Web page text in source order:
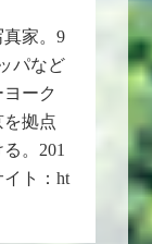
家。9
パなど
ーク
を拠点
。201
ト：ht